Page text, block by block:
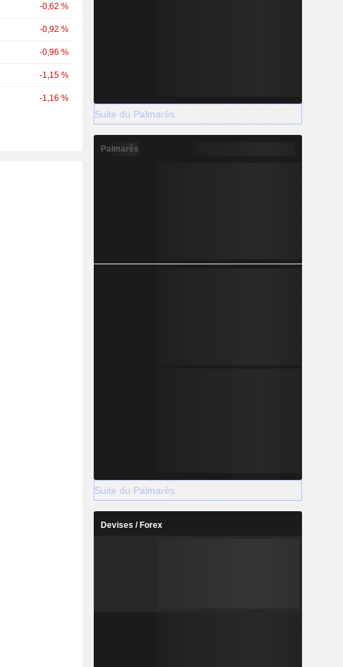
-0,62 %
-0,92 %
-0,96 %
-1,15 %
-1,16 %
Suite du Palmarès
Palmarès
Suite du Palmarès
Devises / Forex